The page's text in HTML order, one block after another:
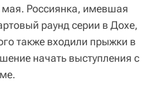
Россиянка, имевшая
раунд серии в Дохе,
также входили прыжки в
начать выступления с